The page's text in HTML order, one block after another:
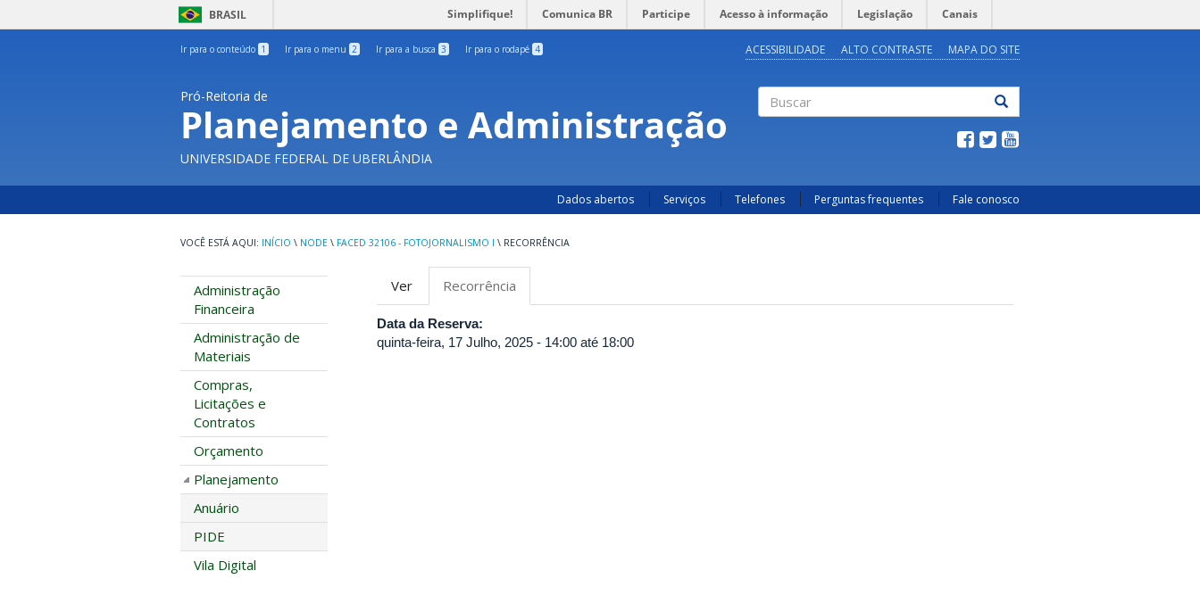
BRASIL Simplifique! Comunica BR Participe Acesso à informação Legislação Canais
Ir para o conteúdo 1 Ir para o menu 2 Ir para a busca 3 Ir para o rodapé 4 ACESSIBILIDADE ALTO CONTRASTE MAPA DO SITE
Pró-Reitoria de
Planejamento e Administração
UNIVERSIDADE FEDERAL DE UBERLÂNDIA
Dados abertos Serviços Telefones Perguntas frequentes Fale conosco
INÍCIO \ NODE \ FACED 32106 - FOTOJORNALISMO I \ RECORRÊNCIA
Administração
Financeira
Administração de
Materiais
Compras,
Licitações e
Contratos
Orçamento
Planejamento
Anuário
PIDE
Vila Digital
Abas
primárias
Ver Recorrência
ativa)
Data da Reserva:
quinta-feira, 17 Julho, 2025 - 14:00 até 18:00